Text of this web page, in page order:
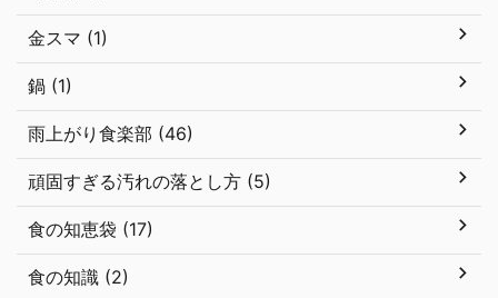
金スマ (1)
鍋 (1)
雨上がり食楽部 (46)
頑固すぎる汚れの落とし方 (5)
食の知恵袋 (17)
食の知識 (2)